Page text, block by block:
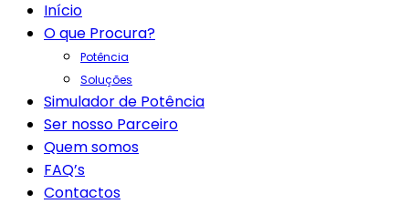
Início
O que Procura?
Potência
Soluções
Simulador de Potência
Ser nosso Parceiro
Quem somos
FAQ’s
Contactos